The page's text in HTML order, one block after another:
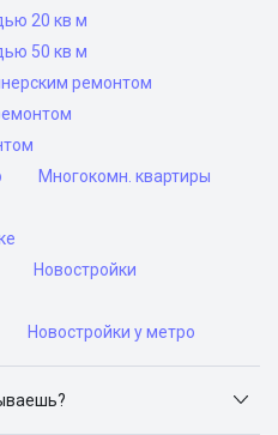
20 кв м
50 кв м
ремонтом
Многокомн. квартиры
Новостройки
Новостройки у метро